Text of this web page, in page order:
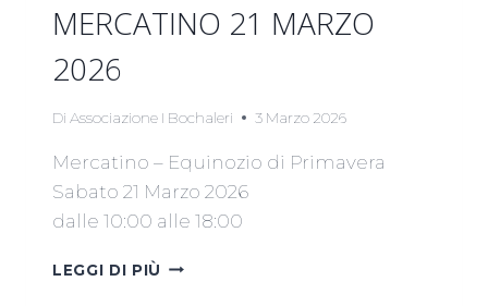
MERCATINO 21 MARZO
2026
Di Associazione I Bochaleri 3 Marzo 2026
Mercatino – Equinozio di Primavera
Sabato 21 Marzo 2026
dalle 10:00 alle 18:00
LEGGI DI PIÙ MERCATINO